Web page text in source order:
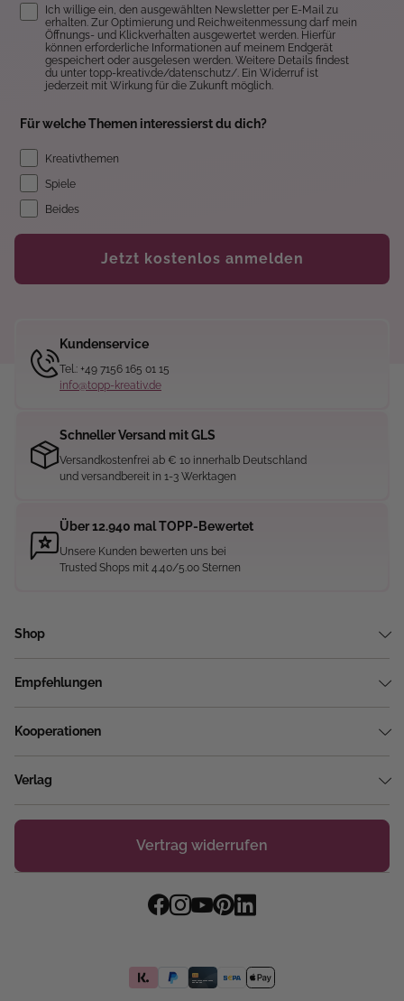
Einwilligung
Ich willige ein, den ausgewählten Newsletter per E-Mail zu
erhalten. Zur Optimierung und Reichweitenmessung darf mein
Öffnungs- und Klickverhalten ausgewertet werden. Hierfür
können erforderliche Informationen auf meinem Endgerät
gespeichert oder ausgelesen werden. Weitere Details findest
du unter topp-kreativ.de/datenschutz/. Ein Widerruf ist
jederzeit mit Wirkung für die Zukunft möglich.
Für welche Themen interessierst du dich?
Kreativthemen
Spiele
Beides
Jetzt kostenlos anmelden
Kundenservice
Tel.: +49 7156 165 01 15
info@topp-kreativ.de
Schneller Versand mit GLS
Versandkostenfrei ab € 10 innerhalb Deutschland
und versandbereit in 1-3 Werktagen
Über 12.940 mal TOPP-Bewertet
Unsere Kunden bewerten uns bei
Trusted Shops mit 4.40/5.00 Sternen
Shop
Empfehlungen
Kooperationen
Verlag
Vertrag widerrufen